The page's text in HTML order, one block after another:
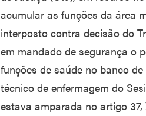
acumular as funções da área
interposto contra decisão do
em mandado de segurança o
funções de saúde no banco
técnico de enfermagem do
estava amparada no artigo 37,